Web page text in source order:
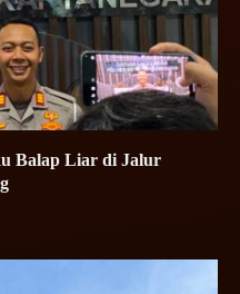
Balap Liar di Jalur